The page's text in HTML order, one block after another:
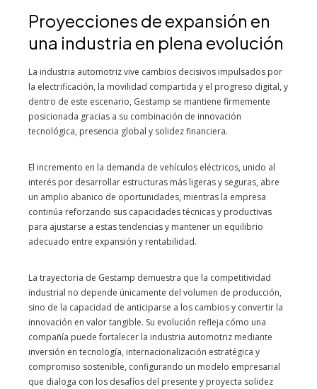
Proyecciones de expansión en
una industria en plena evolución
La industria automotriz vive cambios decisivos impulsados por
la electrificación, la movilidad compartida y el progreso digital, y
dentro de este escenario, Gestamp se mantiene firmemente
posicionada gracias a su combinación de innovación
tecnológica, presencia global y solidez financiera.
El incremento en la demanda de vehículos eléctricos, unido al
interés por desarrollar estructuras más ligeras y seguras, abre
un amplio abanico de oportunidades, mientras la empresa
continúa reforzando sus capacidades técnicas y productivas
para ajustarse a estas tendencias y mantener un equilibrio
adecuado entre expansión y rentabilidad.
La trayectoria de Gestamp demuestra que la competitividad
industrial no depende únicamente del volumen de producción,
sino de la capacidad de anticiparse a los cambios y convertir la
innovación en valor tangible. Su evolución refleja cómo una
compañía puede fortalecer la industria automotriz mediante
inversión en tecnología, internacionalización estratégica y
compromiso sostenible, configurando un modelo empresarial
que dialoga con los desafíos del presente y proyecta solidez